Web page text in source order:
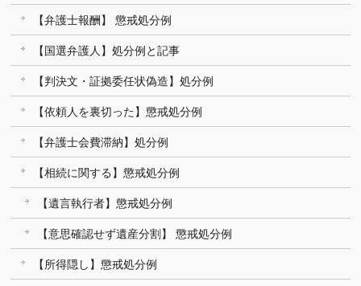
【弁護士報酬】 懲戒処分例
【国選弁護人】処分例と記事
【判決文・証拠委任状偽造】処分例
【依頼人を裏切った】懲戒処分例
【弁護士会費滞納】処分例
【相続に関する】懲戒処分例
【遺言執行者】懲戒処分例
【意思確認せず遺産分割】 懲戒処分例
【所得隠し】懲戒処分例